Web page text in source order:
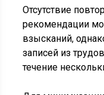
Отсутствие
рекомендации
взысканий,
записей из
течение